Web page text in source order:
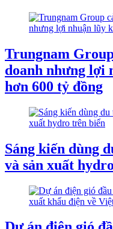
Trungnam
doanh nhưng lợi
hơn 600 tỷ đồng
Sáng kiến dùng
và sản xuất